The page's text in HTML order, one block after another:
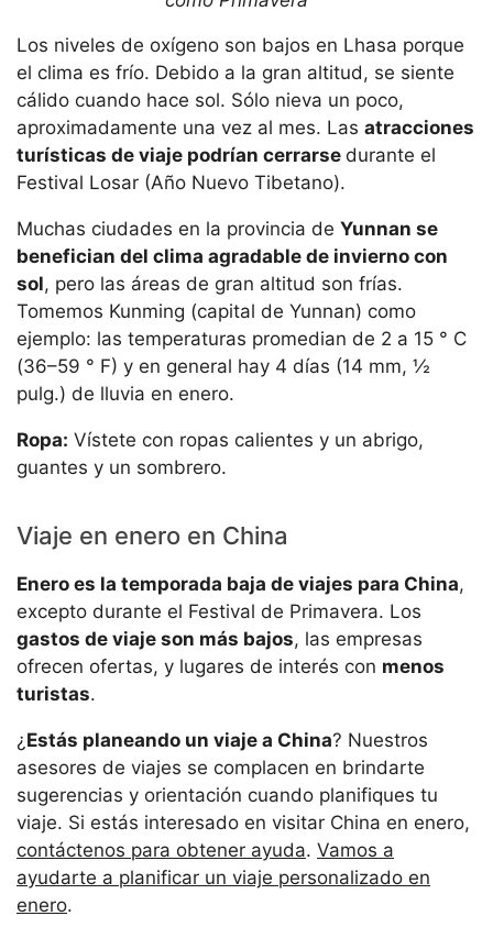
Los niveles de oxígeno son bajos en Lhasa porque
el clima es frío. Debido a la gran altitud, se siente
cálido cuando hace sol. Sólo nieva un poco,
aproximadamente una vez al mes. Las atracciones
turísticas de viaje podrían cerrarse durante el
Festival Losar (Año Nuevo Tibetano).
Muchas ciudades en la provincia de Yunnan se
benefician del clima agradable de invierno con
sol, pero las áreas de gran altitud son frías.
Tomemos Kunming (capital de Yunnan) como
ejemplo: las temperaturas promedian de 2 a 15 ° C
(36–59 ° F) y en general hay 4 días (14 mm, ½
pulg.) de lluvia en enero.
Ropa: Vístete con ropas calientes y un abrigo,
guantes y un sombrero.
Viaje en enero en China
Enero es la temporada baja de viajes para China,
excepto durante el Festival de Primavera. Los
gastos de viaje son más bajos, las empresas
ofrecen ofertas, y lugares de interés con menos
turistas.
¿ Estás planeando un viaje a China? Nuestros
asesores de viajes se complacen en brindarte
sugerencias y orientación cuando planifiques tu
viaje. Si estás interesado en visitar China en enero,
contáctenos para obtener ayuda. Vamos a
ayudarte a planificar un viaje personalizado en
enero.